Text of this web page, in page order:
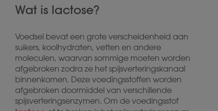
Wat is lactose?
Voedsel bevat een grote verscheidenheid aan
suikers, koolhydraten, vetten en andere
moleculen, waarvan sommige moeten worden
afgebroken zodra ze het spijsverteringskanaal
binnenkomen. Deze voedingsstoffen worden
afgebroken doormiddel van verschillende
spijsverteringsenzymen. Om de voedingsstof